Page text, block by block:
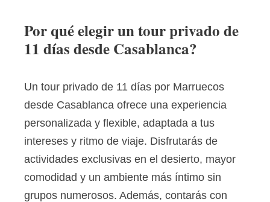
Por qué elegir un tour privado de
11 días desde Casablanca?
Un tour privado de 11 días por Marruecos
desde Casablanca ofrece una experiencia
personalizada y flexible, adaptada a tus
intereses y ritmo de viaje. Disfrutarás de
actividades exclusivas en el desierto, mayor
comodidad y un ambiente más íntimo sin
grupos numerosos. Además, contarás con